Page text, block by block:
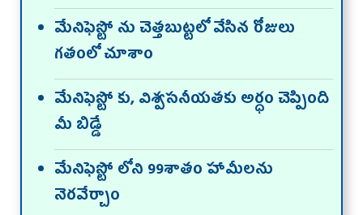
మేనిఫెస్టో ను చెత్తబుట్టలో వేసిన రోజులు
గతంలో చూశాం
మేనిఫెస్టో కు, విశ్వసనీయతకు అర్ధం చెప్పింది
మీ బిడ్డే
మేనిఫెస్టో లోని 99శాతం హామీలను
నెరవేర్చాం